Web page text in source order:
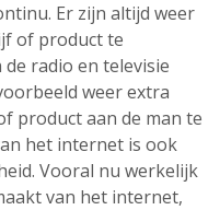
Er zijn altijd weer
of product te
radio en televisie
weer extra
product aan de man te
het internet is ook
Vooral nu werkelijk
van het internet,